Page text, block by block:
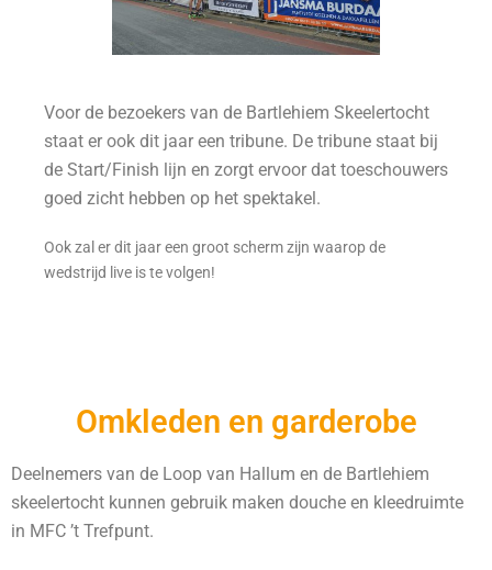
Voor de bezoekers van de Bartlehiem Skeelertocht
staat er ook dit jaar een tribune. De tribune staat bij
de Start/Finish lijn en zorgt ervoor dat toeschouwers
goed zicht hebben op het spektakel.
Ook zal er dit jaar een groot scherm zijn waarop de
wedstrijd live is te volgen!
Omkleden en garderobe
Deelnemers van de Loop van Hallum en de Bartlehiem
skeelertocht kunnen gebruik maken douche en kleedruimte
in MFC ’t Trefpunt.